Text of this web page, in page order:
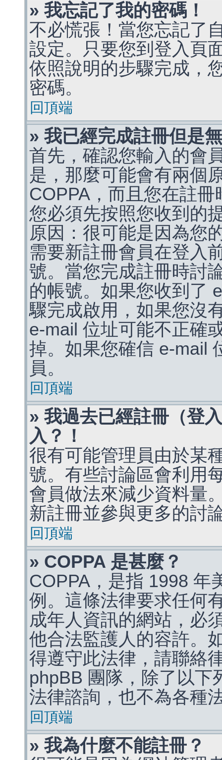
» 我忘記了我的密碼！
不必慌張！當您忘記了
設定。只要您到登入頁
依照說明的步驟完成，
密碼。
回頂端
» 我已經完成註冊但是
首先，確認您輸入的會
是，那麼可能會有兩個
COPPA，而且您在註
您必須先按照您收到的
原因：很可能是因為您
需要新註冊會員在登入
號。當您完成註冊時討
的帳號。如果您收到了
驟完成啟用，如果您沒
e-mail 位址可能不正確
掉。如果您確信 e-mail
員。
回頂端
» 我過去已經註冊（登
入？！
很有可能管理員由於某
號。有些討論區會利用
會員做法來減少資料量
新註冊並參與更多的討
回頂端
» COPPA 是甚麼？
COPPA，是指 1998 年
例。這條法律要求任何
成年人資訊的網站，必
他合法監護人的容許。
得遵守此法律，請聯絡
phpBB 團隊，除了以下
法律諮詢，也不為各種
回頂端
» 我為什麼不能註冊？